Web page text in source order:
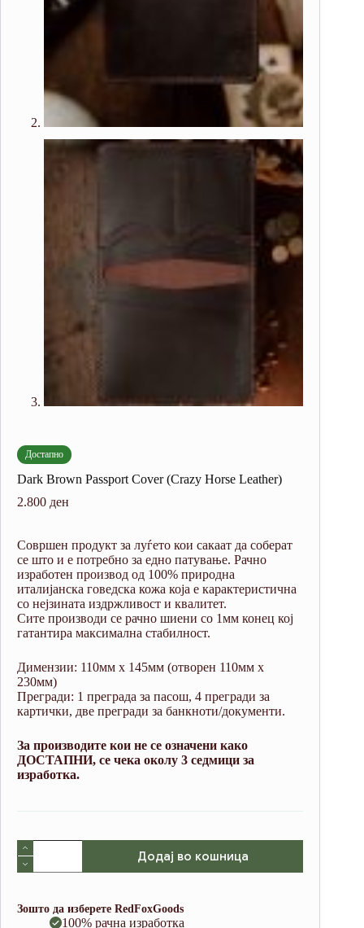
Достапно
Dark Brown Passport Cover (Crazy Horse Leather)
2.800 ден
Совршен продукт за луѓето кои сакаат да соберат
се што и е потребно за едно патување. Рачно
изработен производ од 100% природна
италијанска говедска кожа која е карактеристична
со нејзината издржливост и квалитет.
Сите производи се рачно шиени со 1мм конец кој
гатантира максимална стабилност.
Димензии: 110мм х 145мм (отворен 110мм х
230мм)
Прегради: 1 преграда за пасош, 4 прегради за
картички, две прегради за банкноти/документи.
За производите кои не се означени како
ДОСТАПНИ, се чека околу 3 седмици за
изработка.
Dark
Brown
Passport
Horse
Додај во кошница
Зошто да изберете RedFoxGoods
100% рачна изработка